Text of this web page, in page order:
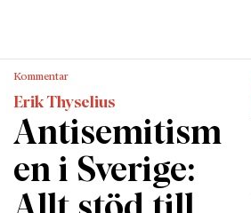
Kommentar
Erik Thyselius
Antisemitism
en i Sverige: